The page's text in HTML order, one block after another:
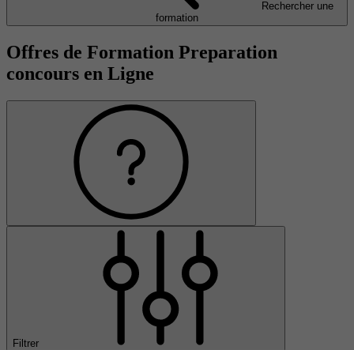
Rechercher une
formation
Offres de Formation Preparation
concours en Ligne
Filtrer